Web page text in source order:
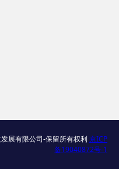
展有限公司-保留所有权利京ICP
备19040872号-1